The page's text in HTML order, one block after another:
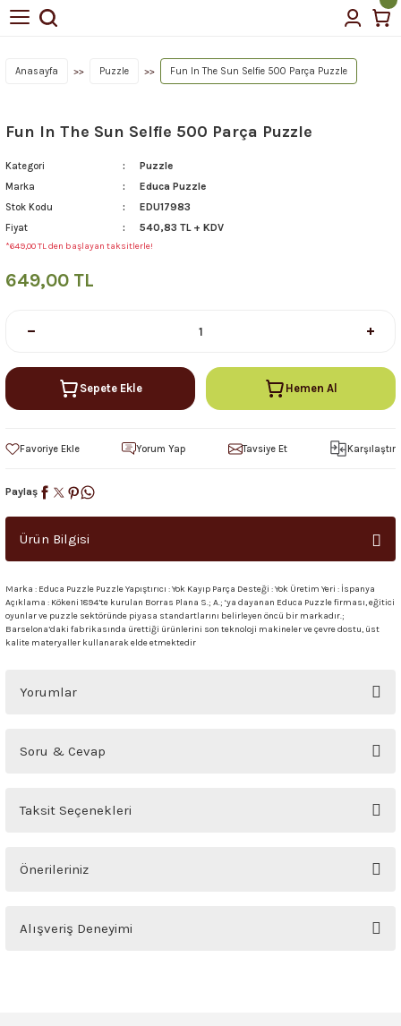
Anasayfa Puzzle Fun In The Sun Selfie 500 Parça Puzzle
Fun In The Sun Selfie 500 Parça Puzzle
Kategori Puzzle
Marka Educa Puzzle
Stok Kodu EDU17983
Fiyat 540,83 TL + KDV
*649,00 TL den başlayan taksitlerle!
649,00 TL
Sepete Ekle Hemen Al
Yorum Yap Tavsiye Et Karşılaştır
Paylaş
Ürün Bilgisi
Marka : Educa Puzzle Puzzle Yapıştırıcı : Yok Kayıp Parça Desteği : Yok Üretim Yeri : İspanya
Açıklama : Kökeni 1894’te kurulan Borras Plana S.; A.; ‘ya dayanan Educa Puzzle firması, eğitici
oyunlar ve puzzle sektöründe piyasa standartlarını belirleyen öncü bir markadır.;
Barselona’daki fabrikasında ürettiği ürünlerini son teknoloji makineler ve çevre dostu, üst
kalite materyaller kullanarak elde etmektedir
Yorumlar
Soru & Cevap
Ürün hakkında henüz soru sorulmamış.
Taksit Seçenekleri
Önerileriniz
Bu ürünün fiyat bilgisi, resim, ürün açıklamalarında ve diğer konularda
yetersiz gördüğünüz noktaları öneri formunu kullanarak tarafımıza
Alışveriş Deneyimi